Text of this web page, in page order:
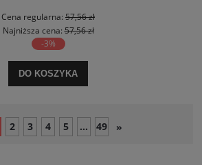
Cena regularna: 57,56 zł
Najniższa cena:57,56 zł
-3%
DO KOSZYKA
2 3 4 5 ... 49 »